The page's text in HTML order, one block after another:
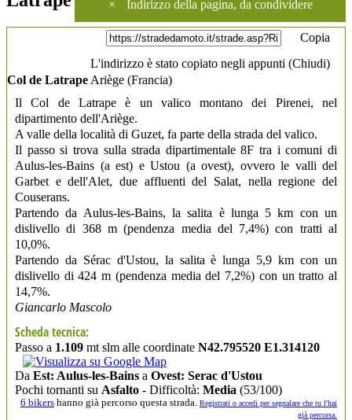
× Indirizzo della pagina, da condividere
Copia
L'indirizzo è stato copiato negli appunti (Chiudi)
Col de Latrape Ariège (Francia)
Il Col de Latrape è un valico montano dei Pirenei, nel
dipartimento dell'Ariège.
A valle della località di Guzet, fa parte della strada del valico.
Il passo si trova sulla strada dipartimentale 8F tra i comuni di
Aulus-les-Bains (a est) e Ustou (a ovest), ovvero le valli del
Garbet e dell'Alet, due affluenti del Salat, nella regione del
Couserans.
Partendo da Aulus-les-Bains, la salita è lunga 5 km con un
dislivello di 368 m (pendenza media del 7,4%) con tratti al
10,0%.
Partendo da Sérac d'Ustou, la salita è lunga 5,9 km con un
dislivello di 424 m (pendenza media del 7,2%) con un tratto al
14,7%.
Giancarlo Mascolo
Scheda tecnica:
Passo a 1.109 mt slm alle coordinate N42.795520 E1.314120
Da Est: Aulus-les-Bains a Ovest: Serac d'Ustou
Pochi tornanti su Asfalto - Difficoltà: Media (53/100)
6 bikers hanno già percorso questa strada. Registrati o accedi per segnalare che tu l'hai
già percorsa.